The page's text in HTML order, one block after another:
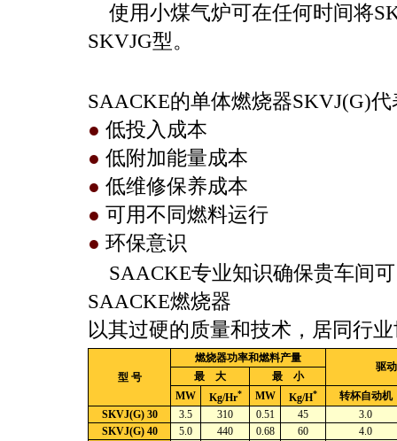
使用小煤气炉可在任何时间将
SKVJG型。
SAACKE的单体燃烧器SKVJ(G)
● 低投入成本
● 低附加能量成本
● 低维修保养成本
● 可用不同燃料运行
● 环保意识
SAACKE专业知识确保贵车间
SAACKE燃烧器
以其过硬的质量和技术，居同行
型 号
燃烧器功率和燃料产量
驱
最 大
最 小
MW
Kg/Hr* MW Kg/H*
转杯自动机
SKVJ(G) 30
3.5 310 0.51 45
3.0
SKVJ(G) 40
5.0 440 0.68 60
4.0